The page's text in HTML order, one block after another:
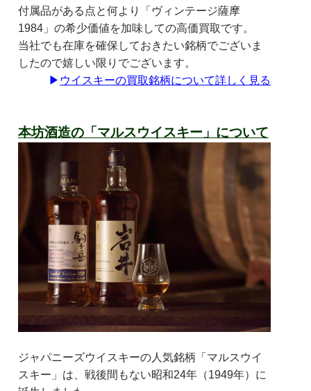
付属品がある点と何より「ヴィンテージ薩摩
1984」の希少価値を加味しての高価買取です。
当社でも在庫を確保しておきたい銘柄でございま
したので嬉しい限りでございます。
▶ ウイスキーの買取銘柄について詳しく見る
本坊酒造の「マルスウイスキー」について
ジャパニーズウイスキーの人気銘柄「マルスウイ
スキー」は、戦後間もない昭和24年（1949年）に